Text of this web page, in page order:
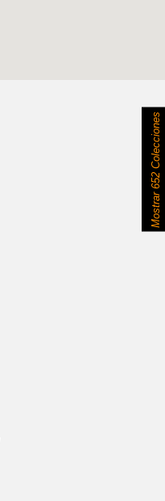
Mostrar
652 Colecciones